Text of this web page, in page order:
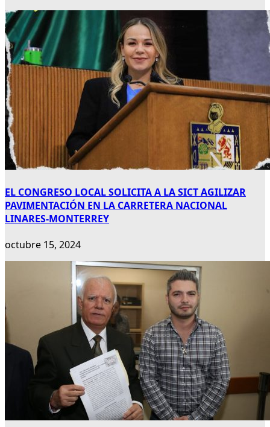
EL CONGRESO LOCAL SOLICITA A LA SICT AGILIZAR
PAVIMENTACIÓN EN LA CARRETERA NACIONAL
LINARES-MONTERREY
octubre 15, 2024